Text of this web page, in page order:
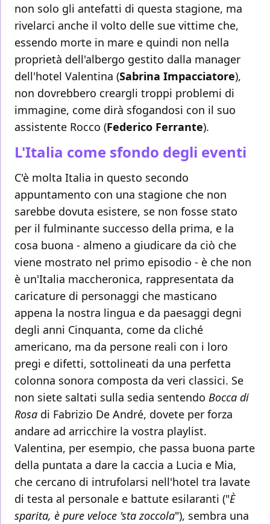
non solo gli antefatti di questa stagione, ma
rivelarci anche il volto delle sue vittime che,
essendo morte in mare e quindi non nella
proprietà dell'albergo gestito dalla manager
dell'hotel Valentina (Sabrina Impacciatore),
non dovrebbero creargli troppi problemi di
immagine, come dirà sfogandosi con il suo
assistente Rocco (Federico Ferrante).
L'Italia come sfondo degli eventi
C'è molta Italia in questo secondo
appuntamento con una stagione che non
sarebbe dovuta esistere, se non fosse stato
per il fulminante successo della prima, e la
cosa buona - almeno a giudicare da ciò che
viene mostrato nel primo episodio - è che non
è un'Italia maccheronica, rappresentata da
caricature di personaggi che masticano
appena la nostra lingua e da paesaggi degni
degli anni Cinquanta, come da cliché
americano, ma da persone reali con i loro
pregi e difetti, sottolineati da una perfetta
colonna sonora composta da veri classici. Se
non siete saltati sulla sedia sentendo Bocca di
Rosa di Fabrizio De André, dovete per forza
andare ad arricchire la vostra playlist.
Valentina, per esempio, che passa buona parte
della puntata a dare la caccia a Lucia e Mia,
che cercano di intrufolarsi nell'hotel tra lavate
di testa al personale e battute esilaranti ("È
sparita, è pure veloce 'sta zoccola"), sembra una